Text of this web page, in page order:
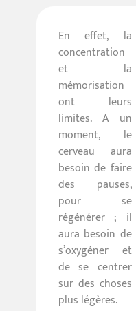
En effet, la
concentration
et la
mémorisation
ont leurs
limites. A un
moment, le
cerveau aura
besoin de faire
des pauses,
pour se
régénérer ; il
aura besoin de
s’oxygéner et
de se centrer
sur des choses
plus légères.